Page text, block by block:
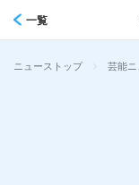
一覧
ニューストップ > 芸能ニ